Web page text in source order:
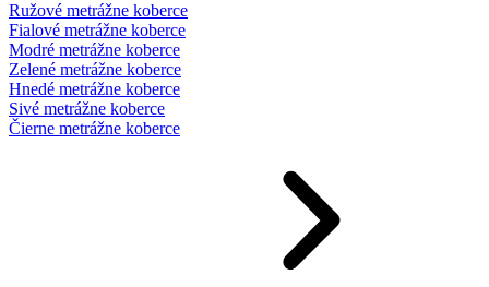
Ružové metrážne koberce
Fialové metrážne koberce
Modré metrážne koberce
Zelené metrážne koberce
Hnedé metrážne koberce
Sivé metrážne koberce
Čierne metrážne koberce